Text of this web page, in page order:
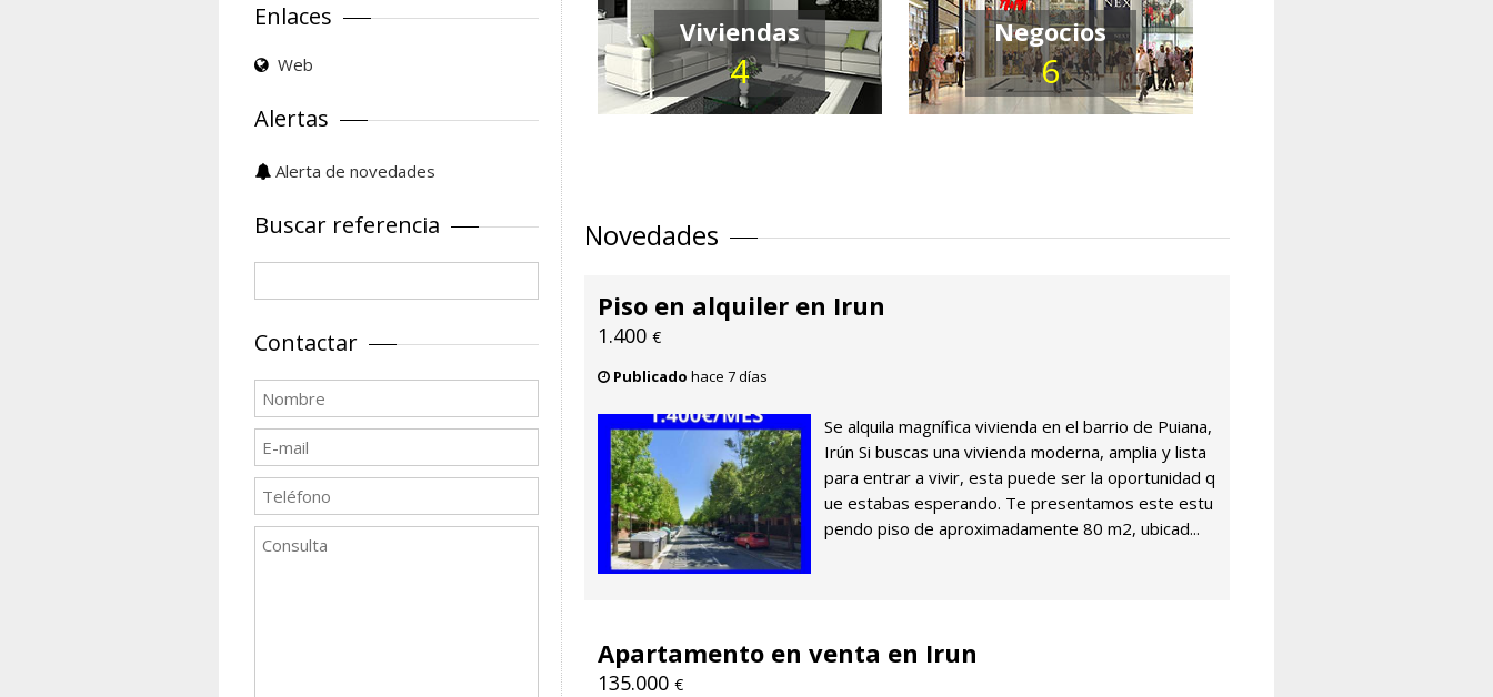
Enlaces
Web
Alertas
Alerta de novedades
Buscar referencia
Contactar
Viviendas
4
Negocios
6
Novedades
Piso en alquiler en Irun
1.400 €
Publicado hace 7 días
Se alquila magnífica vivienda en el barrio de Puiana,
Irún Si buscas una vivienda moderna, amplia y lista
para entrar a vivir, esta puede ser la oportunidad q
ue estabas esperando. Te presentamos este estu
pendo piso de aproximadamente 80 m2, ubicad...
Apartamento en venta en Irun
135.000 €